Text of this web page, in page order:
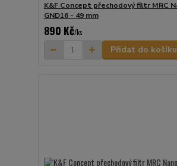
K&F Concept přechodový filtr MRC
GND16 - 49 mm
890 Kč/ks
Přidat do košíku